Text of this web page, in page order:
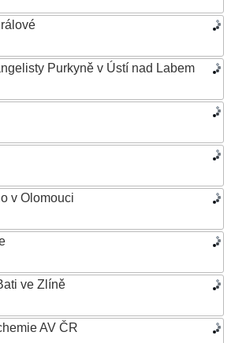
Purkyně v Ústí nad Labem
v Olomouci
ve Zlíně
AV ČR